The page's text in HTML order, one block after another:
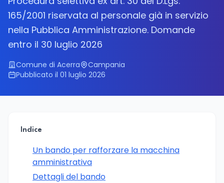
165/2001 riservata al personale già in servizio
nella Pubblica Amministrazione. Domande
entro il 30 luglio 2026
Comune di Acerra
Campania
Pubblicato il 01 luglio 2026
Indice
Un bando per rafforzare la macchina
amministrativa
Dettagli del bando